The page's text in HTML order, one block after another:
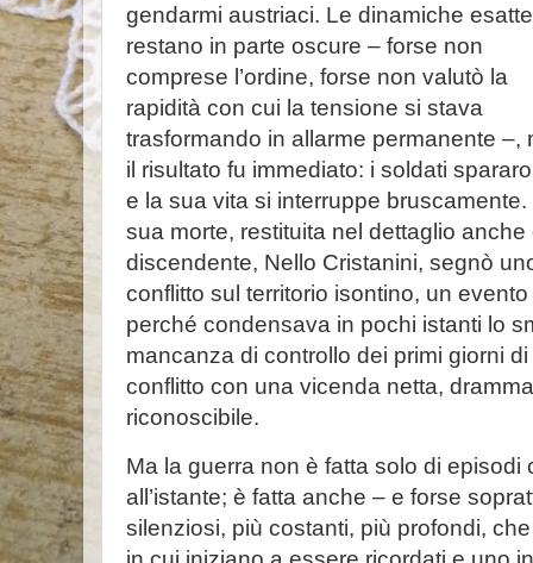
gendarmi austriaci. Le dinamiche esatte
restano in parte oscure – forse non
comprese l’ordine, forse non valutò la
rapidità con cui la tensione si stava
trasformando in allarme permanente –,
il risultato fu immediato: i soldati
e la sua vita si interruppe bruscamente.
sua morte, restituita nel dettaglio
discendente, Nello Cristanini, segnò
conflitto sul territorio isontino, un
perché condensava in pochi istanti lo
mancanza di controllo dei primi giorni
conflitto con una vicenda netta,
riconoscibile.
Ma la guerra non è fatta solo di episodi
all’istante; è fatta anche – e forse
silenziosi, più costanti, più profondi,